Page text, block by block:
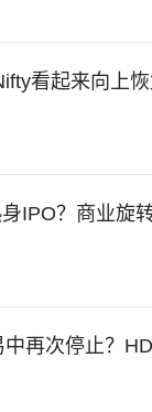
看起来向上
IPO？商业旋
再次停止？